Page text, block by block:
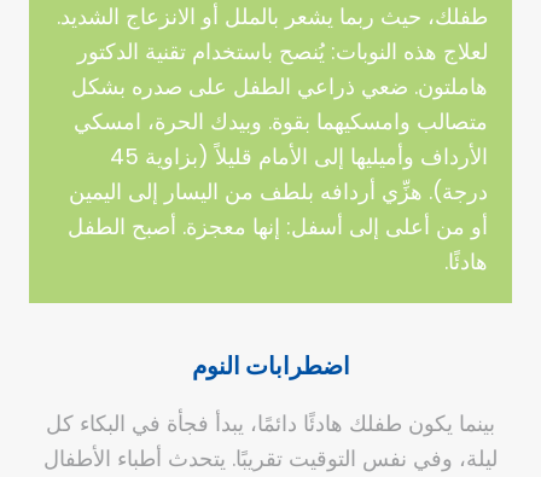
طفلك، حيث ربما يشعر بالملل أو الانزعاج الشديد.
لعلاج هذه النوبات: يُنصح باستخدام تقنية الدكتور
هاملتون. ضعي ذراعي الطفل على صدره بشكل
متصالب وامسكيهما بقوة. وبيدك الحرة، امسكي
الأرداف وأميليها إلى الأمام قليلاً (بزاوية 45
درجة). هزِّي أردافه بلطف من اليسار إلى اليمين
أو من أعلى إلى أسفل: إنها معجزة. أصبح الطفل
هادئًا.
اضطرابات النوم
بينما يكون طفلك هادئًا دائمًا، يبدأ فجأة في البكاء كل
ليلة، وفي نفس التوقيت تقريبًا. يتحدث أطباء الأطفال